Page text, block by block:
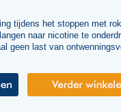
tijdens het stoppen met
naar nicotine te
geen last van